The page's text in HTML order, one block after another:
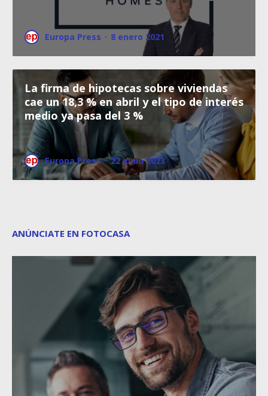
Europa Press · 8 enero 2021
La firma de hipotecas sobre viviendas
cae un 18,3 % en abril y el tipo de interés
medio ya pasa del 3 %
Europa Press · 22 junio 2023
ANÚNCIATE EN FOTOCASA